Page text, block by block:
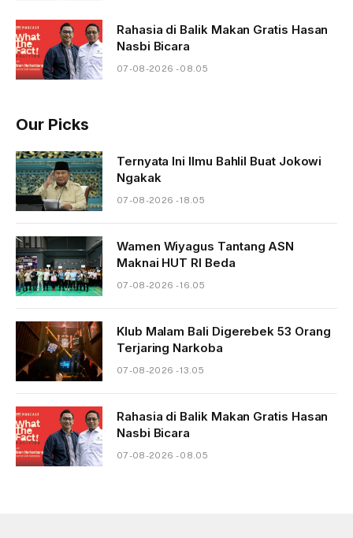
Rahasia di Balik Makan Gratis Hasan
Nasbi Bicara
07-08-2026 - 08.05
Our Picks
Ternyata Ini Ilmu Bahlil Buat Jokowi
Ngakak
07-08-2026 - 18.05
Wamen Wiyagus Tantang ASN
Maknai HUT RI Beda
07-08-2026 - 16.05
Klub Malam Bali Digerebek 53 Orang
Terjaring Narkoba
07-08-2026 - 13.05
Rahasia di Balik Makan Gratis Hasan
Nasbi Bicara
07-08-2026 - 08.05